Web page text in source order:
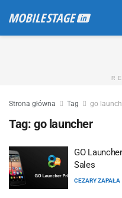
Strona główna Tag go
Tag: go launcher
GO
Sales
CEZARY ZAPAŁA